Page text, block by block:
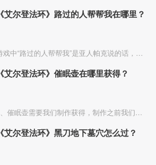
《艾尔登法环》路过的人帮帮我在哪里？
《艾尔登法环》催眠壶在哪里获得？
《艾尔登法环》黑刀地下墓穴怎么过？